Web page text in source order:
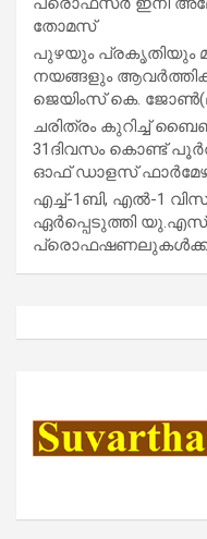
തോമസ്
പുഴയും പ്രകൃതിയും
നയങ്ങളും
ജെയിംസ് കെ.
ചരിത്രം കുറിച്ച്
31ദിവസം കൊണ്ട്
ഓഫ് ഡാളസ്
എച്ച്-1ബി, എൽ-1
ഏർപ്പെടുത്തി യു.എസ്;